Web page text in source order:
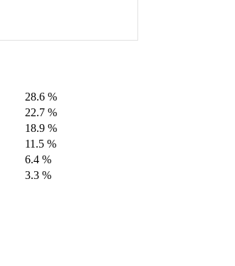
28.6 %
22.7 %
18.9 %
11.5 %
6.4 %
3.3 %